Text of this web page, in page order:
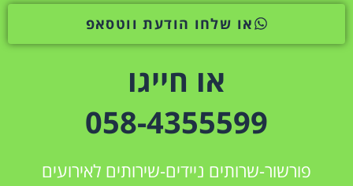
או שלחו הודעת ווטסאפ
או חייגו
058-4355599
פורשור-שרותים ניידים-שירותים לאירועים